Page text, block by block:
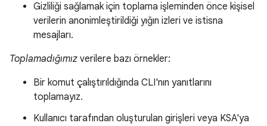
Gizliliği sağlamak için toplama işleminden önce kişisel
verilerin anonimleştirildiği yığın izleri ve istisna
mesajları.
Toplamadığımız verilere bazı örnekler:
Bir komut çalıştırıldığında CLI'nın yanıtlarını
toplamayız.
Kullanıcı tarafından oluşturulan girişleri veya KSA'ya